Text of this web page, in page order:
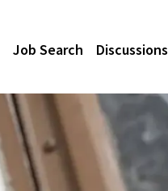
Job Search Discussions